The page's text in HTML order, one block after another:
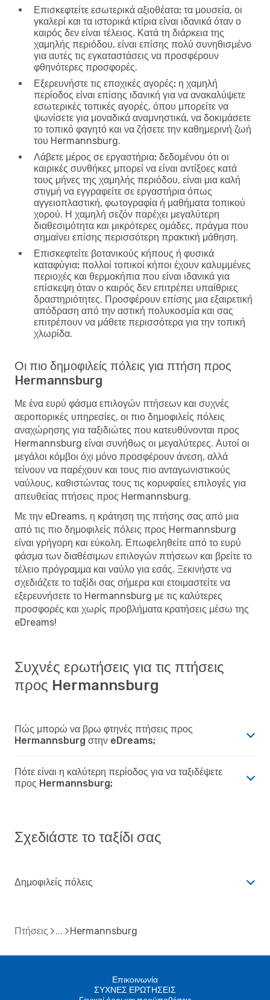
Επισκεφτείτε εσωτερικά αξιοθέατα: τα μουσεία, οι
γκαλερί και τα ιστορικά κτίρια είναι ιδανικά όταν ο
καιρός δεν είναι τέλειος. Κατά τη διάρκεια της
χαμηλής περιόδου, είναι επίσης πολύ συνηθισμένο
για αυτές τις εγκαταστάσεις να προσφέρουν
φθηνότερες προσφορές.
Εξερευνήστε τις εποχικές αγορές: η χαμηλή
περίοδος είναι επίσης ιδανική για να ανακαλύψετε
εσωτερικές τοπικές αγορές, όπου μπορείτε να
ψωνίσετε για μοναδικά αναμνηστικά, να δοκιμάσετε
το τοπικό φαγητό και να ζήσετε την καθημερινή ζωή
του Hermannsburg.
Λάβετε μέρος σε εργαστήρια: δεδομένου ότι οι
καιρικές συνθήκες μπορεί να είναι αντίξοες κατά
τους μήνες της χαμηλής περιόδου, είναι μια καλή
στιγμή να εγγραφείτε σε εργαστήρια όπως
αγγειοπλαστική, φωτογραφία ή μαθήματα τοπικού
χορού. Η χαμηλή σεζόν παρέχει μεγαλύτερη
διαθεσιμότητα και μικρότερες ομάδες, πράγμα που
σημαίνει επίσης περισσότερη πρακτική μάθηση.
Επισκεφτείτε βοτανικούς κήπους ή φυσικά
καταφύγια: πολλοί τοπικοί κήποι έχουν καλυμμένες
περιοχές και θερμοκήπια που είναι ιδανικά για
επίσκεψη όταν ο καιρός δεν επιτρέπει υπαίθριες
δραστηριότητες. Προσφέρουν επίσης μια εξαιρετική
απόδραση από την αστική πολυκοσμία και σας
επιτρέπουν να μάθετε περισσότερα για την τοπική
χλωρίδα.
Οι πιο δημοφιλείς πόλεις για πτήση προς
Hermannsburg
Με ένα ευρύ φάσμα επιλογών πτήσεων και συχνές
αεροπορικές υπηρεσίες, οι πιο δημοφιλείς πόλεις
αναχώρησης για ταξιδιώτες που κατευθύνονται προς
Hermannsburg είναι συνήθως οι μεγαλύτερες. Αυτοί οι
μεγάλοι κόμβοι όχι μόνο προσφέρουν άνεση, αλλά
τείνουν να παρέχουν και τους πιο ανταγωνιστικούς
ναύλους, καθιστώντας τους τις κορυφαίες επιλογές για
απευθείας πτήσεις προς Hermannsburg.
Με την eDreams, η κράτηση της πτήσης σας από μια
από τις πιο δημοφιλείς πόλεις προς Hermannsburg
είναι γρήγορη και εύκολη. Επωφεληθείτε από το ευρύ
φάσμα των διαθέσιμων επιλογών πτήσεων και βρείτε το
τέλειο πρόγραμμα και ναύλο για εσάς. Ξεκινήστε να
σχεδιάζετε το ταξίδι σας σήμερα και ετοιμαστείτε να
εξερευνήσετε το Hermannsburg με τις καλύτερες
προσφορές και χωρίς προβλήματα κρατήσεις μέσω της
eDreams!
Συχνές ερωτήσεις για τις πτήσεις
προς Hermannsburg
Πώς μπορώ να βρω φτηνές πτήσεις προς
Hermannsburg στην eDreams;
Πότε είναι η καλύτερη περίοδος για να ταξιδέψετε
προς Hermannsburg;
Σχεδιάστε το ταξίδι σας
Δημοφιλείς πόλεις
Πτήσεις Hermannsburg
Επικοινωνία
ΣΥΧΝΕΣ ΕΡΩΤΗΣΕΙΣ